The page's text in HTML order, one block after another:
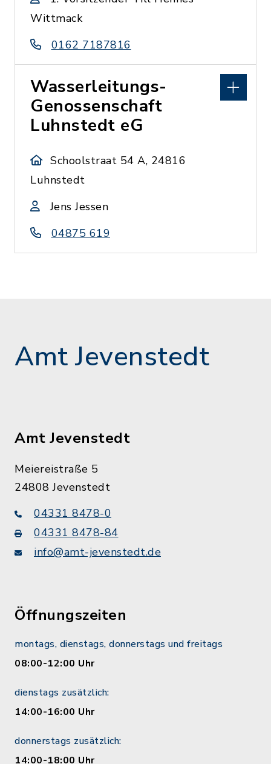
Wittmack
0162 7187816
Wasserleitungs-
Genossenschaft
Luhnstedt eG
Schoolstraat 54 A, 24816
Luhnstedt
Jens Jessen
04875 619
Amt Jevenstedt
Amt Jevenstedt
Meiereistraße 5
24808 Jevenstedt
04331 8478-0
04331 8478-84
info@amt-jevenstedt.de
Öffnungszeiten
montags, dienstags, donnerstags und freitags
08:00-12:00 Uhr
dienstags zusätzlich:
14:00-16:00 Uhr
donnerstags zusätzlich:
14:00-18:00 Uhr